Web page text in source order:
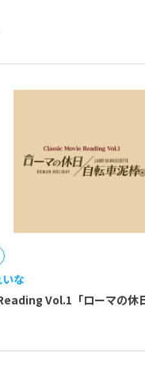
web.com/tearmoon-
蓮池み
な
Vol.1「ローマの休